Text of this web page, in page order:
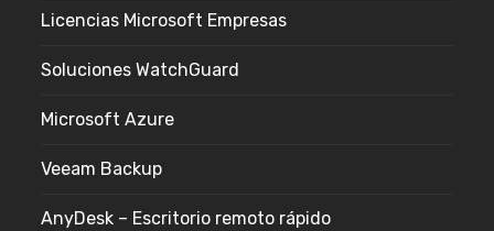
Licencias Microsoft Empresas
Soluciones WatchGuard
Microsoft Azure
Veeam Backup
AnyDesk – Escritorio remoto rápido